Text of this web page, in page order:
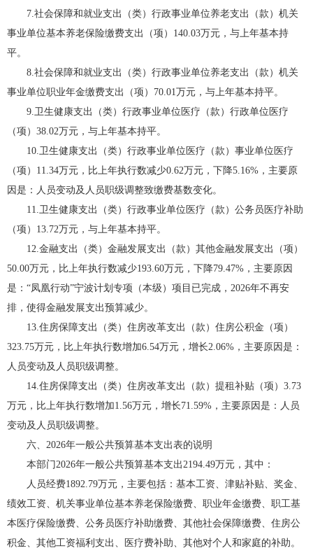
7.社会保障和就业支出（类）行政事业单位养老支出（款）机关
事业单位基本养老保险缴费支出（项）140.03万元，与上年基本持
平。
8.社会保障和就业支出（类）行政事业单位养老支出（款）机关
事业单位职业年金缴费支出（项）70.01万元，与上年基本持平。
9.卫生健康支出（类）行政事业单位医疗（款）行政单位医疗
（项）38.02万元，与上年基本持平。
10.卫生健康支出（类）行政事业单位医疗（款）事业单位医疗
（项）11.34万元，比上年执行数减少0.62万元，下降5.16%，主要原
因是：人员变动及人员职级调整致缴费基数变化。
11.卫生健康支出（类）行政事业单位医疗（款）公务员医疗补助
（项）13.72万元，与上年基本持平。
12.金融支出（类）金融发展支出（款）其他金融发展支出（项）
50.00万元，比上年执行数减少193.60万元，下降79.47%，主要原因
是：“凤凰行动”宁波计划专项（本级）项目已完成，2026年不再安
排，使得金融发展支出预算减少。
13.住房保障支出（类）住房改革支出（款）住房公积金（项）
323.75万元，比上年执行数增加6.54万元，增长2.06%，主要原因是：
人员变动及人员职级调整。
14.住房保障支出（类）住房改革支出（款）提租补贴（项）3.73
万元，比上年执行数增加1.56万元，增长71.59%，主要原因是：人员
变动及人员职级调整。
六、2026年一般公共预算基本支出表的说明
本部门2026年一般公共预算基本支出2194.49万元，其中：
人员经费1892.79万元，主要包括：基本工资、津贴补贴、奖金、
绩效工资、机关事业单位基本养老保险缴费、职业年金缴费、职工基
本医疗保险缴费、公务员医疗补助缴费、其他社会保障缴费、住房公
积金、其他工资福利支出、医疗费补助、其他对个人和家庭的补助。